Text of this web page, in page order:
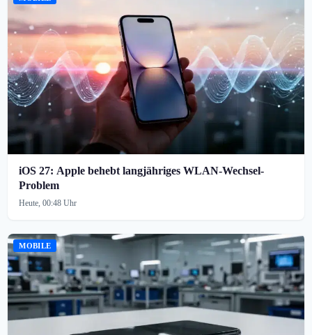
iOS 27: Apple behebt langjähriges WLAN-Wechsel-
Problem
Heute, 00:48 Uhr
MOBILE